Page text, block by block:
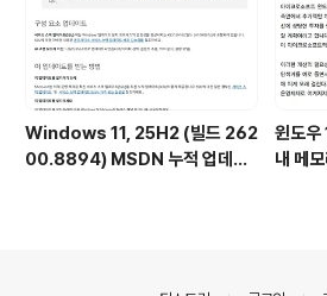
Windows 11, 25H2 (빌드 262
00.8894) MSDN 누적 업데이
윈도우
내 메